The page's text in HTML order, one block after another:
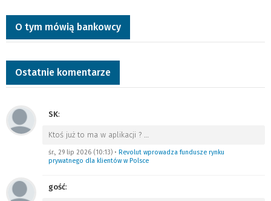
O tym mówią bankowcy
Ostatnie komentarze
SK:
Ktoś już to ma w aplikacji ? …
śr., 29 lip 2026 (10:13) • Revolut wprowadza fundusze rynku
prywatnego dla klientów w Polsce
gość: